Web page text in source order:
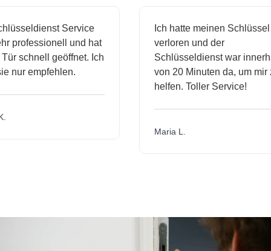
Service
professionell und hat
schnell geöffnet. Ich
nur empfehlen.
Ich hatte meinen Schlüssel
verloren und der
Schlüsseldienst war
von 20 Minuten da, um mir
helfen. Toller Service!
Maria L.